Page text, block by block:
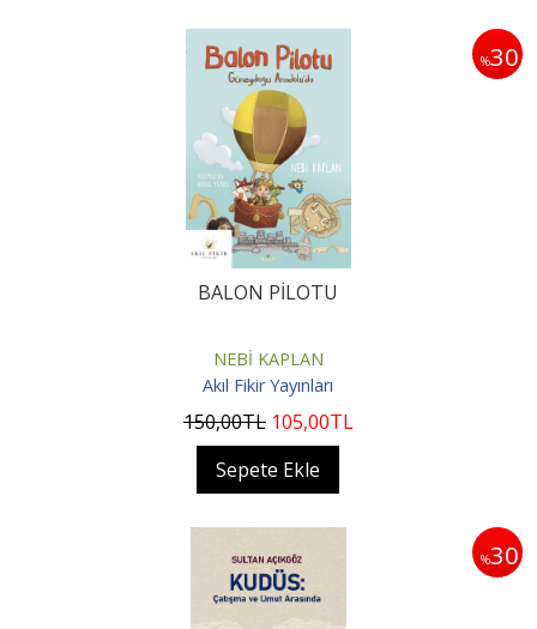
%30
BALON PİLOTU
NEBİ KAPLAN
Akıl Fikir Yayınları
150,00TL 105,00TL
Sepete Ekle
%30